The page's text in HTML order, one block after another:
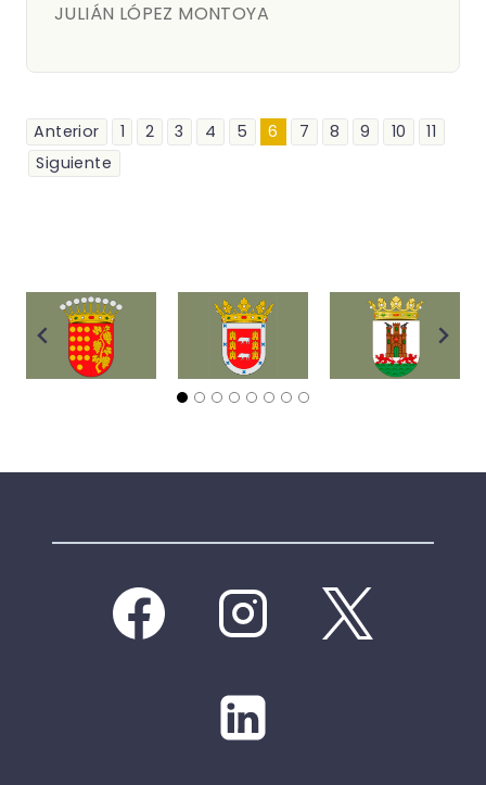
JULIÁN LÓPEZ MONTOYA
Anterior 1 2 3 4 5 6 7 8 9 10
11
Siguiente